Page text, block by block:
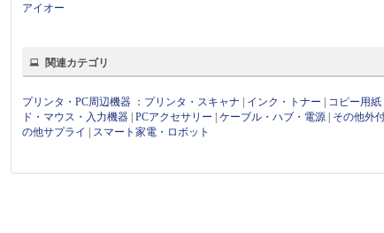
アイオー
関連カテゴリ
プリンタ・PC周辺機器 ： プリンタ・スキャナ インク・トナー コピー用
ド・マウス・入力機器 |PCアクセサリー |ケーブル・ハブ・電源 その他外
の他サプライ
スマート家電・ロボット